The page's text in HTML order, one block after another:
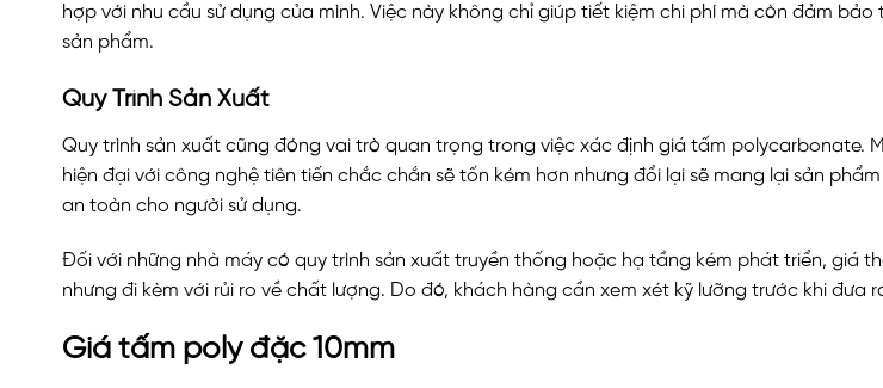
hợp với nhu cầu sử dụng của mình. Việc này không chỉ giúp tiết kiệm chi phí mà còn đảm bảo
sản phẩm.
Quy Trình Sản Xuất
Quy trình sản xuất cũng đóng vai trò quan trọng trong việc xác định giá tấm polycarbonate.
hiện đại với công nghệ tiên tiến chắc chắn sẽ tốn kém hơn nhưng đổi lại sẽ mang lại sản
an toàn cho người sử dụng.
Đối với những nhà máy có quy trình sản xuất truyền thống hoặc hạ tầng kém phát triển, giá
nhưng đi kèm với rủi ro về chất lượng. Do đó, khách hàng cần xem xét kỹ lưỡng trước khi đưa
Giá tấm poly đặc 10mm